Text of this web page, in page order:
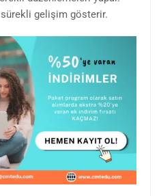
gelişim gösterir.